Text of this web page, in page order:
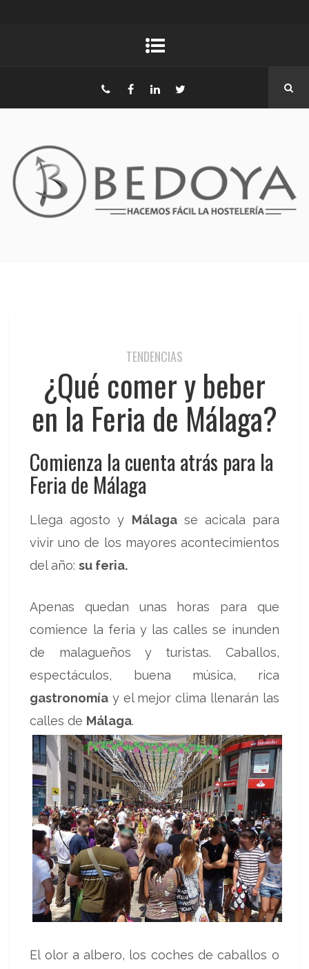
TENDENCIAS
¿Qué comer y beber
en la Feria de Málaga?
Comienza la cuenta atrás para la
Feria de Málaga
Llega agosto y Málagase acicala para
vivir uno de los mayores acontecimientos
del año:su feria.
Apenas quedan unas horas para que
comience la feria y las calles se inunden
de malagueños y turistas. Caballos,
espectáculos, buena música, rica
gastronomía y el mejor clima llenarán las
calles de Málaga.
El olor a albero, los coches de caballos o